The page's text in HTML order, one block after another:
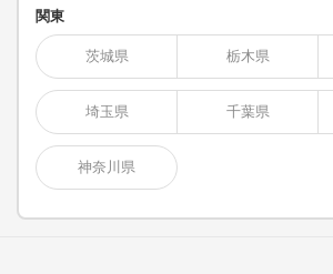
関東
茨城県 栃木県
埼玉県 千葉県
神奈川県